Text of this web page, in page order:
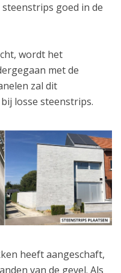
goed in de
wordt het
met de
zal dit
losse steenstrips.
heeft aangeschaft,
van de gevel. Als